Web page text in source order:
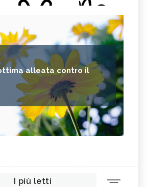
alleata contro il
I più letti